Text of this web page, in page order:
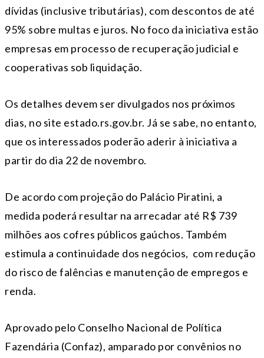
dívidas (inclusive tributárias), com descontos de até
95% sobre multas e juros. No foco da iniciativa estão
empresas em processo de recuperação judicial e
cooperativas sob liquidação.
Os detalhes devem ser divulgados nos próximos
dias, no site estado.rs.gov.br. Já se sabe, no entanto,
que os interessados poderão aderir à iniciativa a
partir do dia 22 de novembro.
De acordo com projeção do Palácio Piratini, a
medida poderá resultar na arrecadar até R$ 739
milhões aos cofres públicos gaúchos. Também
estimula a continuidade dos negócios, com redução
do risco de falências e manutenção de empregos e
renda.
Aprovado pelo Conselho Nacional de Política
Fazendária (Confaz), amparado por convênios no